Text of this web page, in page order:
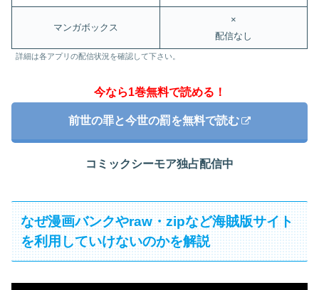
マンガボックス
×
配信なし
詳細は各アプリの配信状況を確認して下さい。
今なら1巻無料で読める！
前世の罪と今世の罰を無料で読む
コミックシーモア独占配信中
なぜ漫画バンクやraw・zipなど海賊版サイト
を利用していけないのかを解説